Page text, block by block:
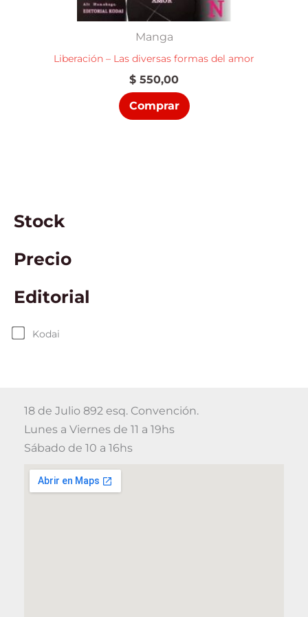
Stock
Precio
Editorial
Kodai
Manga
Liberación – Las diversas formas del amor
$ 550,00
Comprar
18 de Julio 892 esq. Convención.
Lunes a Viernes de 11 a 19hs
Sábado de 10 a 16hs